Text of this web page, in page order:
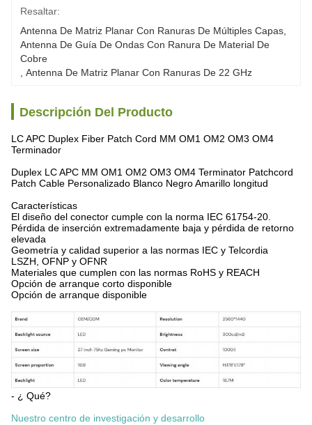
Resaltar:
Antenna De Matriz Planar Con Ranuras De Múltiples Capas
Antenna De Guía De Ondas Con Ranura De Material De
Cobre
Antenna De Matriz Planar Con Ranuras De 22 GHz
Descripción Del Producto
LC APC Duplex Fiber Patch Cord MM OM1 OM2 OM3 OM4
Terminador
Duplex LC APC MM OM1 OM2 OM3 OM4 Terminator Patchcord
Patch Cable Personalizado Blanco Negro Amarillo longitud
Características
El diseño del conector cumple con la norma IEC 61754-20.
Pérdida de inserción extremadamente baja y pérdida de retorno
elevada
Geometría y calidad superior a las normas IEC y Telcordia
LSZH, OFNP y OFNR
Materiales que cumplen con las normas RoHS y REACH
Opción de arranque corto disponible
Opción de arranque disponible
- ¿ Qué?
Nuestro centro de investigación y desarrollo